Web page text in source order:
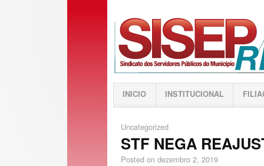
INICIO INSTITUCIONAL
Uncategorized
STF NEGA
Posted on dezembro 2, 2019